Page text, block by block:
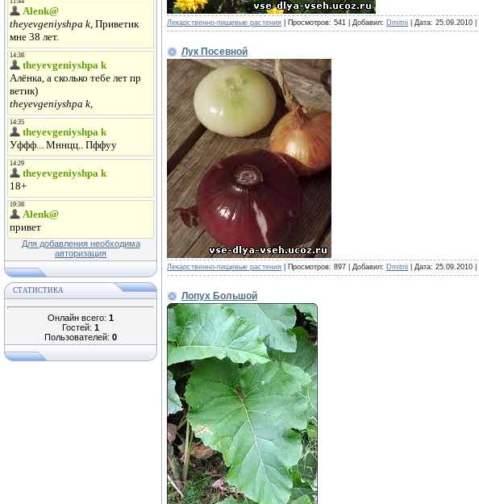
Для добавления необходима
авторизация
СТАТИСТИКА
Онлайн всего: 1
Гостей: 1
Пользователей: 0
Лекарственно-пищевые растения Просмотров: 541 Добавил: Dmitrii Дата: 25.09.2010
Лук Посевной
Лекарственно-пищевые растения Просмотров: 897 Добавил: Dmitrii Дата: 25.09.2010
Лопух Большой